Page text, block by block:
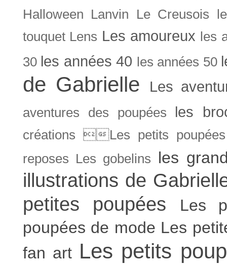
Halloween
Lanvin Le Creusois
touquet Lens Les amoureux les
30 les années 40 les années 50
de Gabrielle Les
aventures des poupées les
créations Les petits
reposes Les gobelins les
illustrations de
petites poupées
Les
poupées de mode Les
fan art Les petits